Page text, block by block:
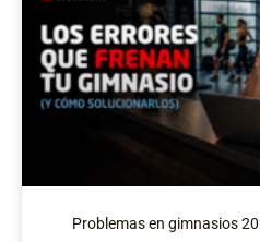
Problemas en gimnasios